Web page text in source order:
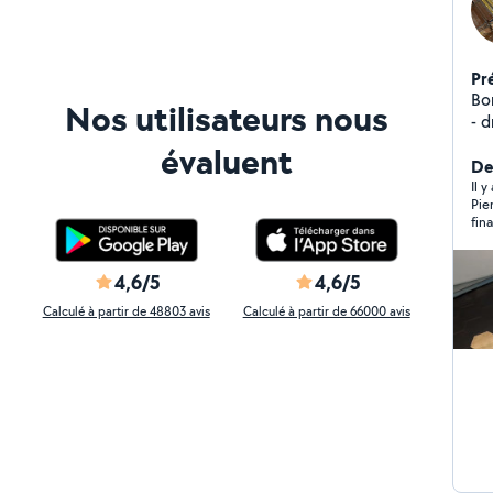
Nos utilisateurs nous
évaluent
4,6/5
Calculé à partir de 48803 avis
4,6/5
Calculé à partir de 66000 avis
- dressing -
Il y